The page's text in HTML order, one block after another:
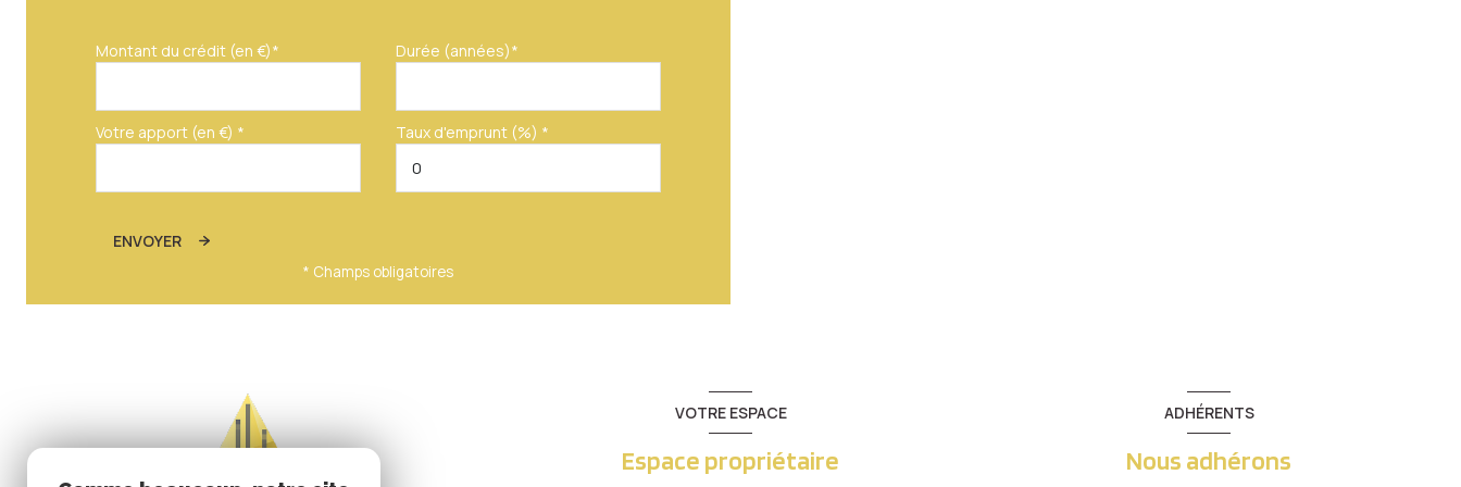
Montant du crédit (en €)* Durée (années)*
Votre apport (en €) * Taux d'emprunt (%) *
ENVOYER
* Champs obligatoires
VOTRE ESPACE
Espace propriétaire
ADHÉRENTS
Nous adhérons